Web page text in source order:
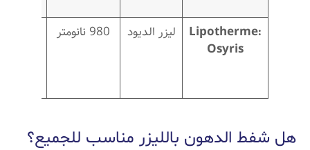
Lipotherme:
Osyris
ليزر الديود 980 نانومتر
هل شفط الدهون بالليزر مناسب للجميع؟